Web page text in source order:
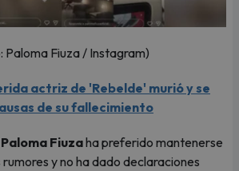
Paloma Fiuza / Instagram)
actriz de 'Rebelde' murió y se
de su fallecimiento
Paloma Fiuzaha preferido mantenerse
rumores y no ha dado declaraciones